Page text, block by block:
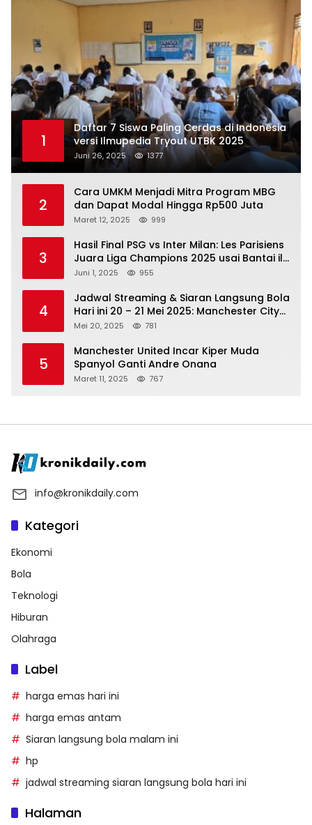
1
Daftar 7 Siswa Paling Cerdas di Indonesia
versi Ilmupedia Tryout UTBK 2025
Juni 26, 2025 1377
2
Cara UMKM Menjadi Mitra Program MBG
dan Dapat Modal Hingga Rp500 Juta
Maret 12, 2025 999
3
Hasil Final PSG vs Inter Milan: Les Parisiens
Juara Liga Champions 2025 usai Bantai il
Nerazzurri
Juni 1, 2025 955
4
Jadwal Streaming & Siaran Langsung Bola
Hari ini 20 – 21 Mei 2025: Manchester City
vs Bournemouth
Mei 20, 2025 781
5
Manchester United Incar Kiper Muda
Spanyol Ganti Andre Onana
Maret 11, 2025 767
info@kronikdaily.com
Kategori
Ekonomi
Bola
Teknologi
Hiburan
Olahraga
Label
harga emas hari ini
harga emas antam
Siaran langsung bola malam ini
hp
jadwal streaming siaran langsung bola hari ini
Halaman